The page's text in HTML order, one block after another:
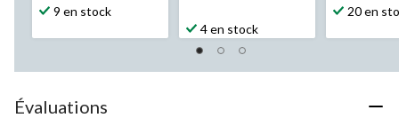
9 en stock
4 en stock
20 en
Évaluations